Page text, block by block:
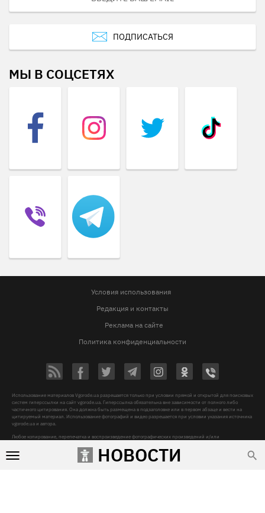
НОВОСТИ
ПОДПИСАТЬСЯ
МЫ В СОЦСЕТЯХ
Условия использования
Редакция и контакты
Реклама на сайте
Политика конфиденциальности
Использование материалов Vgorode.ua разрешается только при условии прямой и открытой для поисковых
систем гиперссылки на сайт vgorode.ua. Гиперссылка обязательна вне зависимости от полного либо
частичного цитирования. Она должна быть размещена в подзаголовке или в первом абзаце и вести на
цитируемый материал. Использование фотографий и видео разрешается при условии указания источника
vgorode.ua и автора.
Любое копирование, перепечатка и воспроизведение фотографических произведений и/или
Субъект в сфере онлайн-медиа, Название онлайн-медиа - «VGORODE», Адрес: 02091, місто Київ,
ХАРКІВСЬКЕ ШОСЕ, будинок 172-Б, офіс 208/1, E-mail:
sunlight@mediadim.com.ua